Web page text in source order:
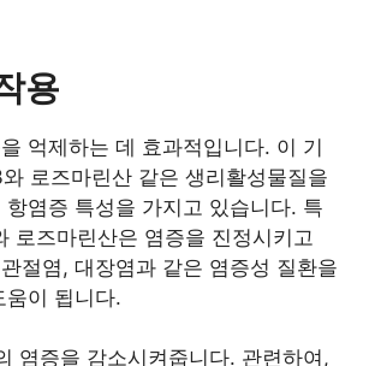
용
억제하는 데 효과적입니다. 이 기
로즈마린산 같은 생리활성물질을
항염증 특성을 가지고 있습니다. 특
로즈마린산은 염증을 진정시키고
절염, 대장염과 같은 염증성 질환을
움이 됩니다.
염증을 감소시켜줍니다. 관련하여,